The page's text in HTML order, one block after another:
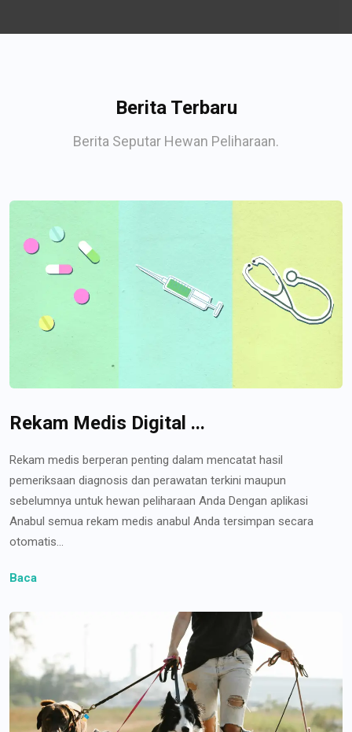
Berita Terbaru
Berita Seputar Hewan Peliharaan.
Rekam Medis Digital ...
Rekam medis berperan penting dalam mencatat hasil
pemeriksaan diagnosis dan perawatan terkini maupun
sebelumnya untuk hewan peliharaan Anda Dengan aplikasi
Anabul semua rekam medis anabul Anda tersimpan secara
otomatis...
Baca